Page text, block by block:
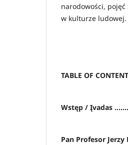
narodowości,
w kulturze ludowej.
TABLE OF
Wstęp / Įvadas
Pan Profesor Jerzy